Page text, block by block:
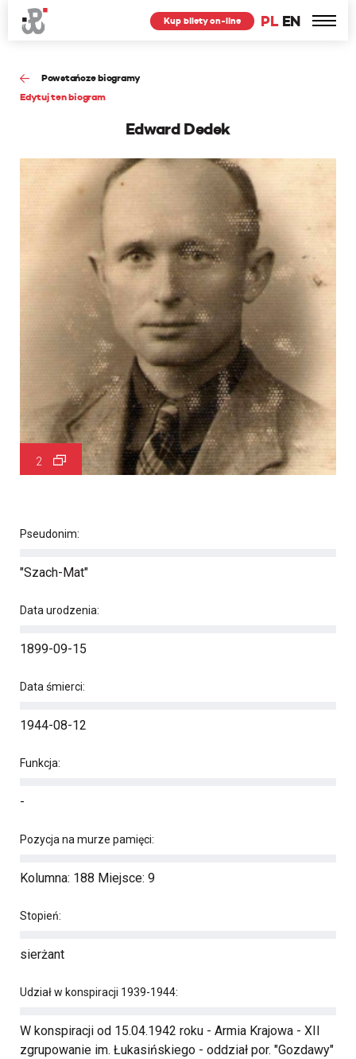
PL EN
Kup bilety on-line
Powstańcze biogramy
Edytuj ten biogram
Edward Dedek
2
Pseudonim:
"Szach-Mat"
Data urodzenia:
1899-09-15
Data śmierci:
1944-08-12
Funkcja:
-
Pozycja na murze pamięci:
Kolumna: 188 Miejsce: 9
Stopień:
sierżant
Udział w konspiracji 1939-1944:
W konspiracji od 15.04.1942 roku - Armia Krajowa - XII
zgrupowanie im. Łukasińskiego - oddział por. "Gozdawy"